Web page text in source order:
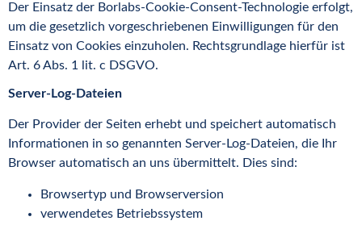
Der Einsatz der Borlabs-Cookie-Consent-Technologie erfolgt,
um die gesetzlich vorgeschriebenen Einwilligungen für den
Einsatz von Cookies einzuholen. Rechtsgrundlage hierfür ist
Art. 6 Abs. 1 lit. c DSGVO.
Server-Log-Dateien
Der Provider der Seiten erhebt und speichert automatisch
Informationen in so genannten Server-Log-Dateien, die Ihr
Browser automatisch an uns übermittelt. Dies sind:
Browsertyp und Browserversion
verwendetes Betriebssystem